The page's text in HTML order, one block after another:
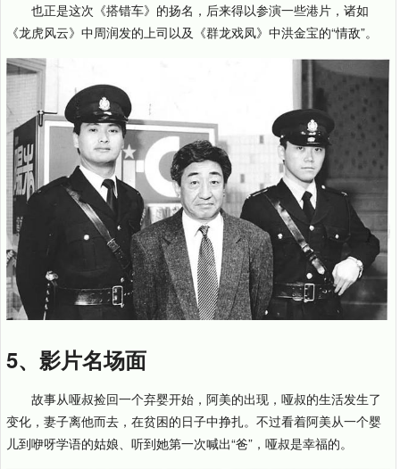
也正是这次《搭错车》的扬名，后来得以参演一些港片，诸如
《龙虎风云》中周润发的上司以及《群龙戏凤》中洪金宝的“情敌”。
5、影片名场面
故事从哑叔捡回一个弃婴开始，阿美的出现，哑叔的生活发生了
变化，妻子离他而去，在贫困的日子中挣扎。不过看着阿美从一个婴
儿到咿呀学语的姑娘、听到她第一次喊出“爸”，哑叔是幸福的。